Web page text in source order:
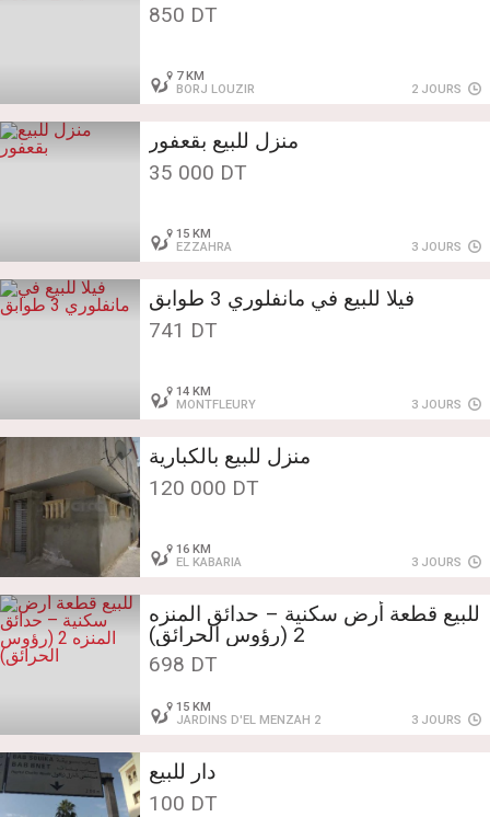
850 DT
7 KM
BORJ LOUZIR
2 JOURS
منزل للبيع بقعفور
35 000 DT
15 KM
EZZAHRA
3 JOURS
فيلا للبيع في مانفلوري 3 طوابق
741 DT
14 KM
MONTFLEURY
3 JOURS
منزل للبيع بالكبارية
120 000 DT
16 KM
EL KABARIA
3 JOURS
للبيع قطعة أرض سكنية – حدائق المنزه
2 (رؤوس الحرائق)
698 DT
15 KM
JARDINS D'EL MENZAH 2
3 JOURS
دار للبيع
100 DT